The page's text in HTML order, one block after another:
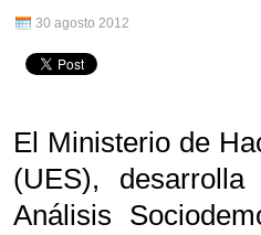
30 agosto 2012
El Ministerio de
(UES),
Análisis